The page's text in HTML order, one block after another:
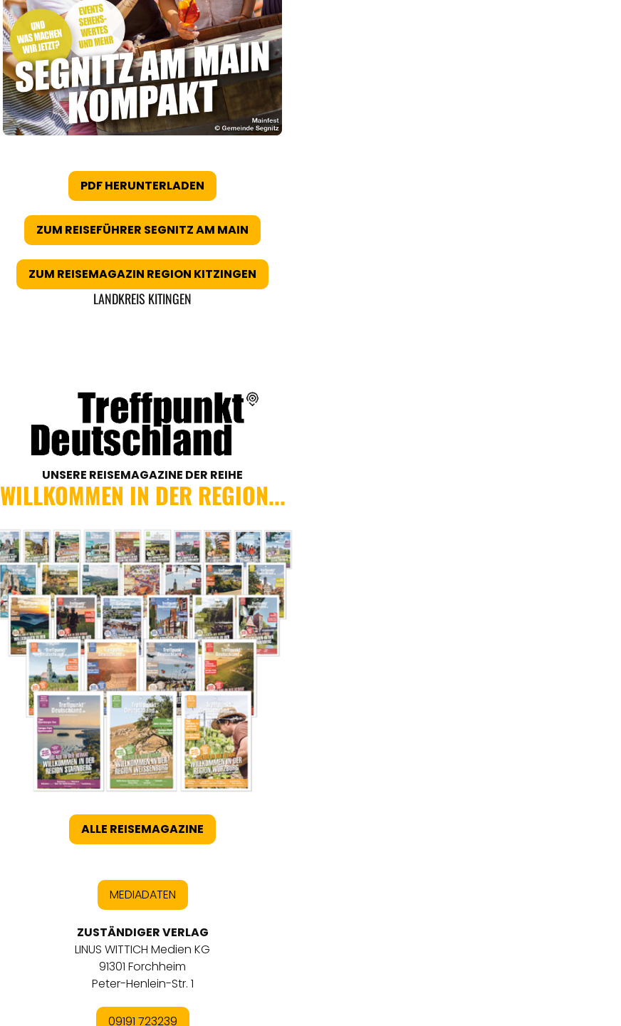
PDF HERUNTERLADEN
ZUM REISEFÜHRER SEGNITZ AM MAIN
ZUM REISEMAGAZIN REGION KITZINGEN
LANDKREIS KITINGEN
UNSERE REISEMAGAZINE DER REIHE
WILLKOMMEN IN DER REGION...
ALLE REISEMAGAZINE
MEDIADATEN
ZUSTÄNDIGER VERLAG
LINUS WITTICH Medien KG
91301 Forchheim
Peter-Henlein-Str. 1
09191 723239